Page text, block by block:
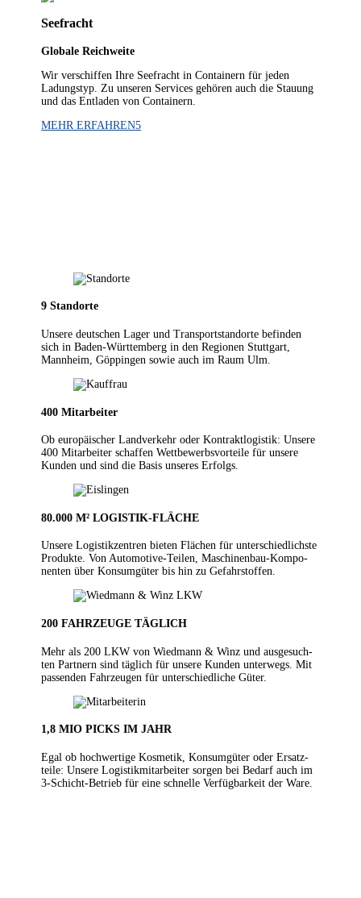
See­fracht
Glo­ba­le Reichweite
Wir ver­schif­fen Ihre See­fracht in Con­tai­nern für jeden
Ladungs­typ. Zu unse­ren Ser­vices gehö­ren auch die Stau­ung
und das Ent­la­den von Containern.
MEHR ERFAH­REN
9 Stand­or­te
Unse­re deut­schen Lager und Trans­port­stand­or­te befin­den
sich in Baden-Würt­tem­berg in den Regio­nen Stuttgart,
Mannheim, Göppingen sowie auch im Raum Ulm.
400 Mit­ar­bei­ter
Ob euro­päi­scher Land­verkehr oder Kontrakt­logistik: Unse­re
400 Mit­ar­bei­ter schaf­fen Wett­be­werbs­vor­tei­le für unse­re
Kun­den und sind die Basis unse­res Erfolgs.
80.000 M² LOGISTIK-FLÄCHE
Unse­re Logis­tik­zen­tren bie­ten Flä­chen für unter­schiedlichste
Pro­duk­te. Von Auto­mo­ti­ve-Tei­len, Maschi­nen­bau-Kom­po­­
nen­ten über Kon­sum­gü­ter bis hin zu Gefahrstoffen.
200 FAHR­ZEU­GE TÄGLICH
Mehr als 200 LKW von Wiedmann & Winz und aus­ge­such­
ten Part­nern sind täg­lich für unse­re Kun­den unter­wegs. Mit
pas­sen­den Fahr­zeu­gen für unter­schied­li­che Güter.
1,8 MIO PICKS IM JAHR
Egal ob hoch­wer­ti­ge Kos­me­tik, Kon­sum­gü­ter oder Ersatz­
tei­le: Unse­re Logis­tik­mit­ar­bei­ter sor­gen bei Bedarf auch im
3‑Schicht-Betrieb für eine schnel­le Ver­füg­bar­keit der Ware.